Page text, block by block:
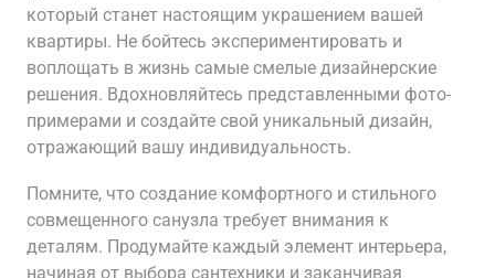
который станет настоящим украшением вашей
квартиры. Не бойтесь экспериментировать и
воплощать в жизнь самые смелые дизайнерские
решения. Вдохновляйтесь представленными фото-
примерами и создайте свой уникальный дизайн,
отражающий вашу индивидуальность.
Помните, что создание комфортного и стильного
совмещенного санузла требует внимания к
деталям. Продумайте каждый элемент интерьера,
начиная от выбора сантехники и заканчивая